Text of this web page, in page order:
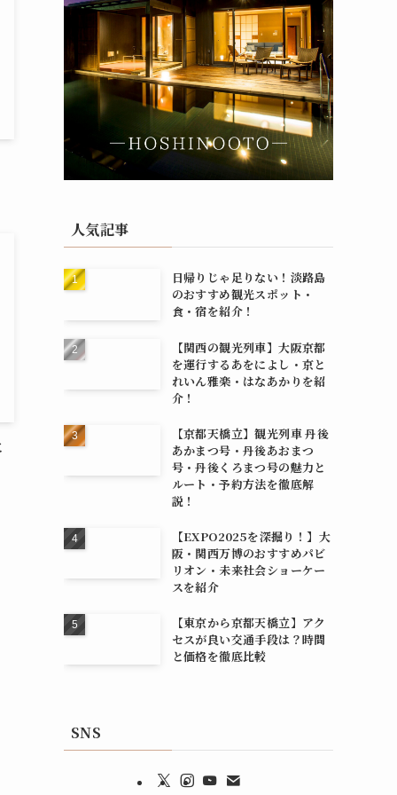
人気記事
日帰りじゃ足りない！淡路島
のおすすめ観光スポット・
食・宿を紹介！
【関西の観光列車】大阪京都
を運行するあをによし・京と
れいん雅楽・はなあかりを紹
介！
【京都天橋立】観光列車 丹後
あかまつ号・丹後あおまつ
号・丹後くろまつ号の魅力と
ルート・予約方法を徹底解
説！
【EXPO2025を深掘り！】大
阪・関西万博のおすすめパビ
リオン・未来社会ショーケー
スを紹介
【東京から京都天橋立】アク
セスが良い交通手段は？時間
と価格を徹底比較
SNS